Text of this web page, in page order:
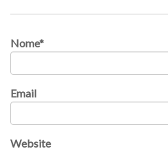
Nome*
Email
Website